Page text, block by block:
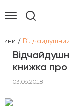
/
книжка про
03.06.2018